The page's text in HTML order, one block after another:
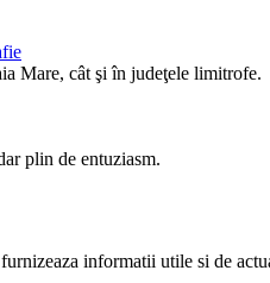
Mare, cât şi în judeţele limitrofe.
plin de entuziasm.
informatii utile si de